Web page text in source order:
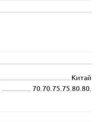
Китай
70.70.75.75.80.80.